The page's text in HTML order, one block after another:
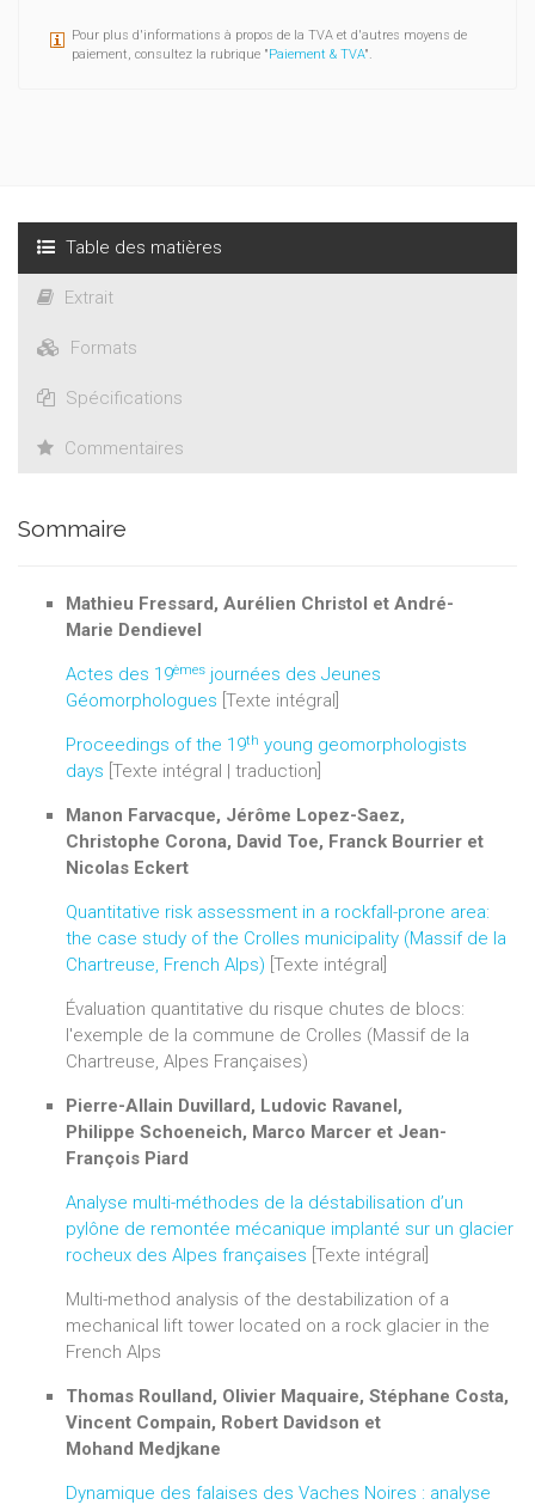
Pour plus d'informations à propos de la TVA et d'autres moyens de
paiement, consultez la rubrique "Paiement & TVA".
Table des matières
Extrait
Formats
Spécifications
Commentaires
Sommaire
Mathieu Fressard, Aurélien Christol et André-
Marie Dendievel
Actes des 19èmes journées des Jeunes
Géomorphologues [Texte intégral]
Proceedings of the 19th young geomorphologists
days [Texte intégral | traduction]
Manon Farvacque, Jérôme Lopez-Saez,
Christophe Corona, David Toe, Franck Bourrier et
Nicolas Eckert
Quantitative risk assessment in a rockfall-prone area:
the case study of the Crolles municipality (Massif de la
Chartreuse, French Alps) [Texte intégral]
Évaluation quantitative du risque chutes de blocs:
l'exemple de la commune de Crolles (Massif de la
Chartreuse, Alpes Françaises)
Pierre-Allain Duvillard, Ludovic Ravanel,
Philippe Schoeneich, Marco Marcer et Jean-
François Piard
Analyse multi-méthodes de la déstabilisation d’un
pylône de remontée mécanique implanté sur un glacier
rocheux des Alpes françaises [Texte intégral]
Multi-method analysis of the destabilization of a
mechanical lift tower located on a rock glacier in the
French Alps
Thomas Roulland, Olivier Maquaire, Stéphane Costa,
Vincent Compain, Robert Davidson et
Mohand Medjkane
Dynamique des falaises des Vaches Noires : analyse